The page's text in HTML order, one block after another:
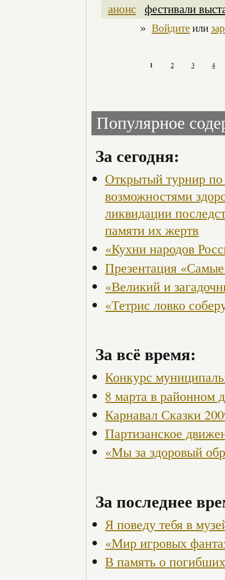
анонс фестивали
» Войдитеили
1 2 3 4
Популярное
За сегодня:
Открытый турнир
возможностями
ликвидации
памяти их жертв
«Кухни народов
Презентация
«Великий и
«Тетрис ловко
За всё время:
Конкурс
8 марта в районном
Карнавал Сказки
Партизанское
«Мы за здоровый
За последнее
Я поведу тебя в
«Мир игровых
В память о